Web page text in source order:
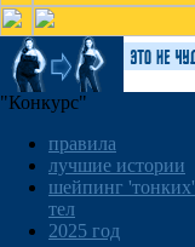
"Конкурс"
правила
лучшие истории
шейпинг 'тонких'
тел
2025 год